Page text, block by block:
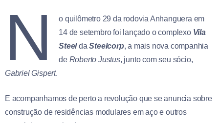
N
o quilômetro 29 da rodovia Anhanguera em
14 de setembro foi lançado o complexo Vila
SteeldaSteelcorp, a mais nova companhia
de Roberto Justus, junto com seu sócio,
Gabriel Gispert.
E acompanhamos de perto a revolução que se anuncia sobre
construção de residências modulares em aço e outros